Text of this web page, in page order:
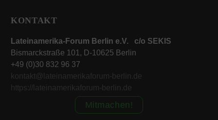
KONTAKT
Lateinamerika-Forum Berlin e.V. c/o SEKIS
Bismarckstraße 101, D-10625 Berlin
+49 (0)30 832 96 37
kontakt@lateinamerikaforum-berlin.de
https://lateinamerikaforum-berlin.de
Mitmachen!